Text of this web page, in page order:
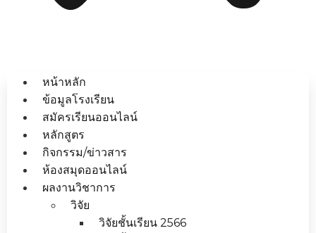
หน้าหลัก
ข้อมูลโรงเรียน
สมัครเรียนออนไลน์
หลักสูตร
กิจกรรม/ข่าวสาร
ห้องสมุดออนไลน์
ผลงานวิชาการ
วิจัย
วิจัยชั้นเรียน 2566